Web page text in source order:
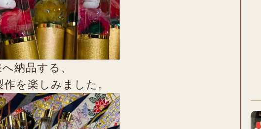
納品する、
を楽しみました。